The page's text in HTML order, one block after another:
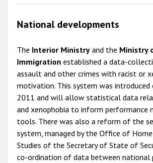
National developments
The Interior Ministry and the Ministry
Immigration established a data-
assault and other crimes with racist or
motivation. This system was introduced
2011 and will allow statistical data
and xenophobia to inform performance
tools. There was also a reform of the
system, managed by the Office of
Studies of the Secretary of State of
co-ordination of data between national